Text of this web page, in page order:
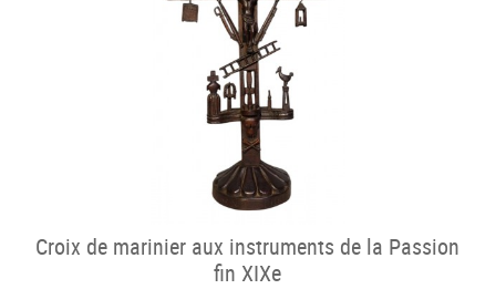
Croix de marinier aux instruments de la Passion
fin XIXe